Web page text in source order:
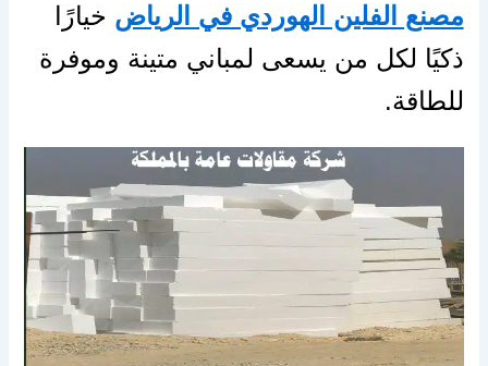
مصنع الفلين الهوردي في الرياض خيارًا
ذكيًا لكل من يسعى لمباني متينة وموفرة
للطاقة.